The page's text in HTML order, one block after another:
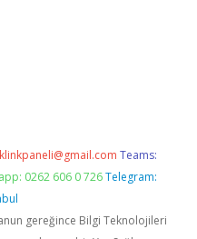
Teams:
0262 606 0 726 Telegram:
gereğince Bilgi Teknolojileri